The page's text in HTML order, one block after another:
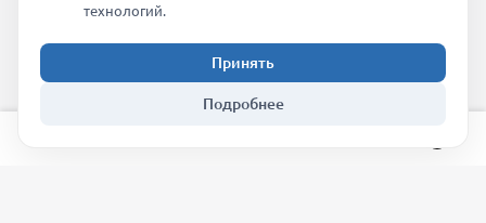
2026 © "Молти" - оптовый магазин
info@molti-shop.ru
технологий.
Принять
Подробнее